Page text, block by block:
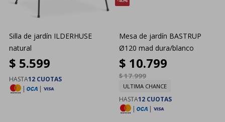
Silla de jardín ILDERHUSE
natural
$ 5.599
HASTA12 CUOTAS
|
|
Mesa de jardín BASTRUP
Ø120 mad dura/blanco
$ 10.799
$17.999
ULTIMA CHANCE
HASTA12 CUOTAS
|
|